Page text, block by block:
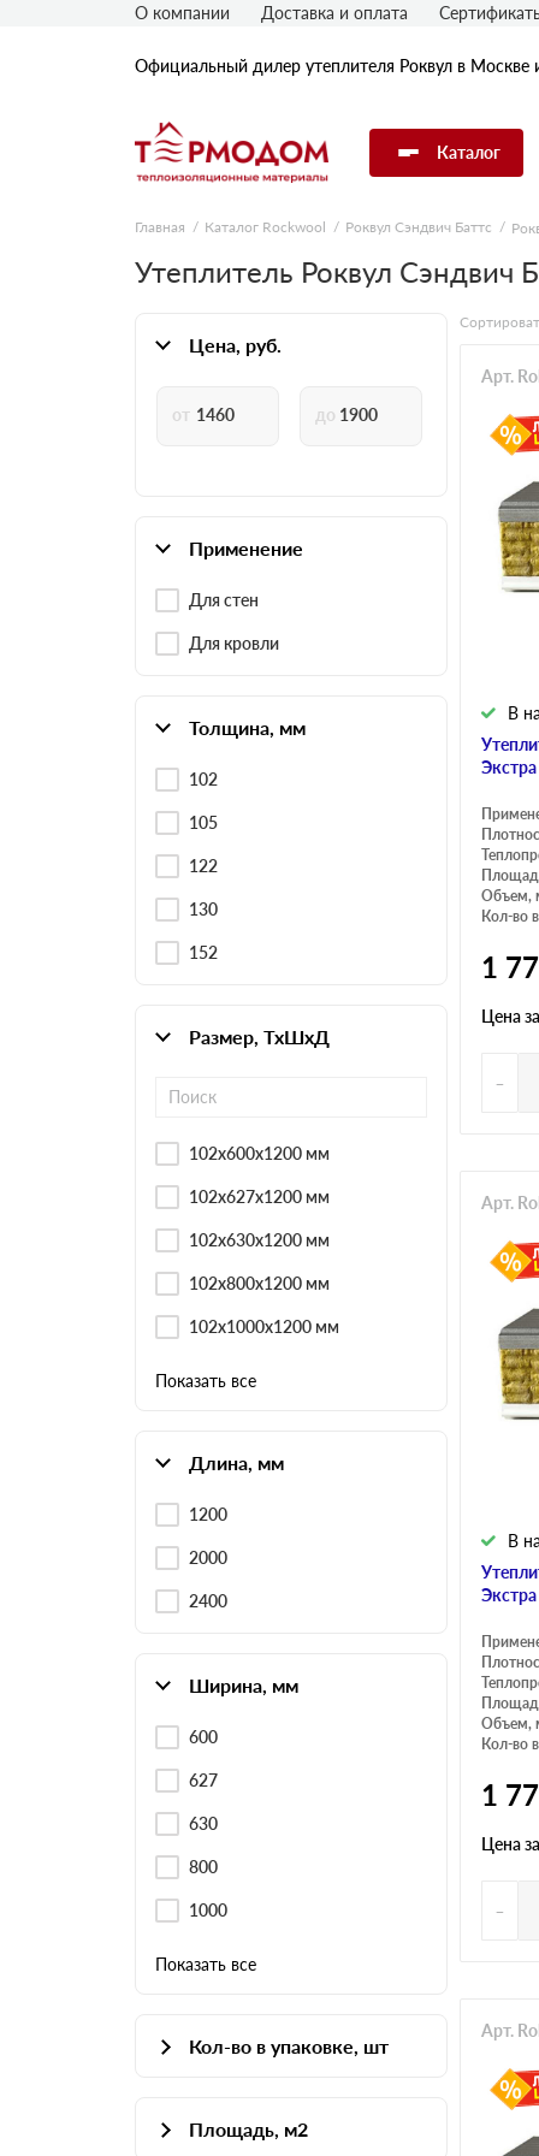
Официальный дилер утеплителя Роквул в Москве
Каталог
Утеплитель Rockwool
Утеплитель Технониколь
О компании Доставка и оплата
Главная Каталог Rockwool Роквул Сэндвич Баттс
Утеплитель Роквул Сэндвич
Цена, руб.
Применение
Для стен
Для кровли
Толщина, мм
102
105
122
130
152
Размер, ТхШхД
102х600х1200 мм
102х627х1200 мм
102х630х1200 мм
102х800х1200 мм
102х1000х1200 мм
Показать все
Длина, мм
1200
2000
2400
Ширина, мм
600
627
630
800
1000
Показать все
Кол-во в упаковке, шт
2
Площадь, м2
В
Арт.
Объем,
Кол-во
1
Цена за
-
В
Арт.
Объем,
Кол-во
1
Цена за
-
Арт.